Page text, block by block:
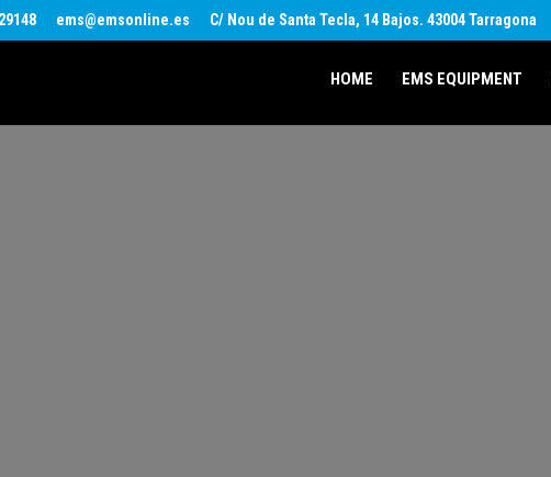
ems@emsonline.es C/ Nou de Santa Tecla, 14 Bajos. 43004 Tarragona
HOME EMS EQUIPMENT